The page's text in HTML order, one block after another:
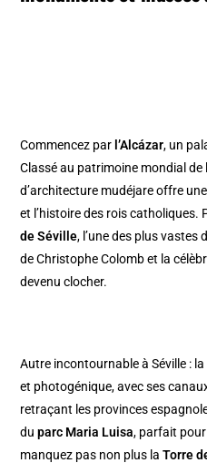
Commencez par l’Alcázar, un
Classé au patrimoine mondial de
d’architecture mudéjare offre
et l’histoire des rois catholiques.
de Séville, l’une des plus
de Christophe Colomb et la
devenu clocher.
Autre incontournable à Séville : la
et photogénique, avec ses
retraçant les provinces
duparc Maria Luisa, parfait
manquez pas non plus laTorre